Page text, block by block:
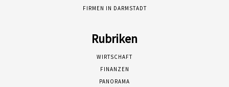
FIRMEN IN DARMSTADT
Rubriken
WIRTSCHAFT
FINANZEN
PANORAMA